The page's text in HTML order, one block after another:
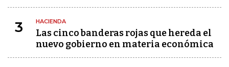
3 HACIENDA
Las cinco banderas rojas que hereda el
nuevo gobierno en materia económica